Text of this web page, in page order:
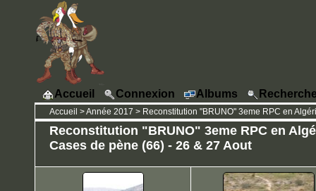
Accueil Connexion Albums
Accueil >Année 2017 > Reconstitution "BRUNO" 3eme RPC en
Reconstitution "BRUNO" 3eme RPC en
Cases de pène (66) - 26 & 27 Aout